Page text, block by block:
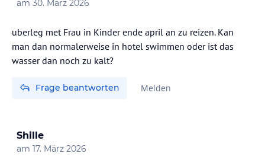
am 30. März 2026
uberleg met Frau in Kinder ende april an zu reizen. Kan
man dan normalerweise in hotel swimmen oder ist das
wasser dan noch zu kalt?
Frage beantworten Melden
Shille
am 17. März 2026